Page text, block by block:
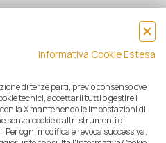
| Rea 471793 - C.S. €
Tutto per la sicurezza è un
registrato
Informativa Cookie Estesa
di terze parti, previo consenso ove
tecnici, accettarli tutti o gestire i
la X mantenendo le impostazioni di
senza cookie o altri strumenti di
ogni modifica e revoca successiva,